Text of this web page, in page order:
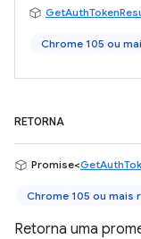
Chrome 105 ou
RETORNA
Promise<
Chrome 105 ou mais
Retorna uma